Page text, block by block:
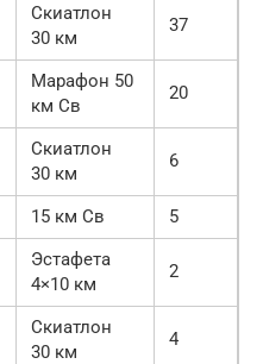
Скиатлон
30 км
37
Марафон 50
км Св
20
Скиатлон
30 км
6
15 км Св 5
Эстафета
4×10 км
2
Скиатлон
30 км
4